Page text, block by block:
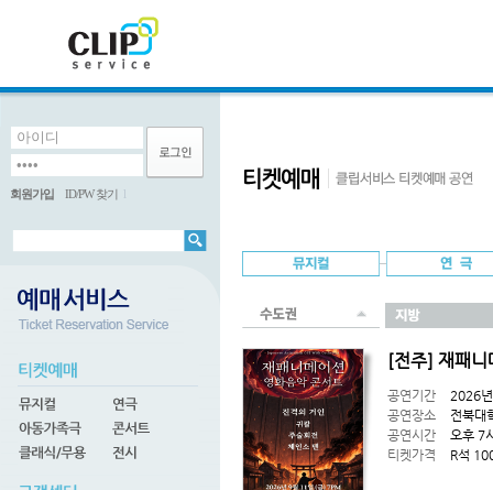
회원가입 ID/PW 찾기
[전주] 재패니
공연기간
2026
공연장소
전북대
공연시간
오후 7
티켓가격
R석